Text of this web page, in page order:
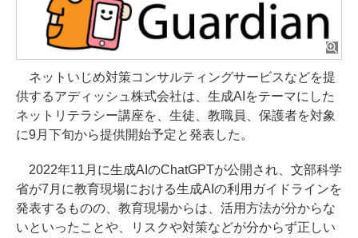
ネットいじめ対策コンサルティングサービスなどを提
供するアディッシュ株式会社は、生成AIをテーマにした
ネットリテラシー講座を、生徒、教職員、保護者を対象
に9月下旬から提供開始予定と発表した。
2022年11月に生成AIのChatGPTが公開され、文部科学
省が7月に教育現場における生成AIの利用ガイドラインを
発表するものの、教育現場からは、活用方法が分からな
いといったことや、リスクや対策などが分からず正しい